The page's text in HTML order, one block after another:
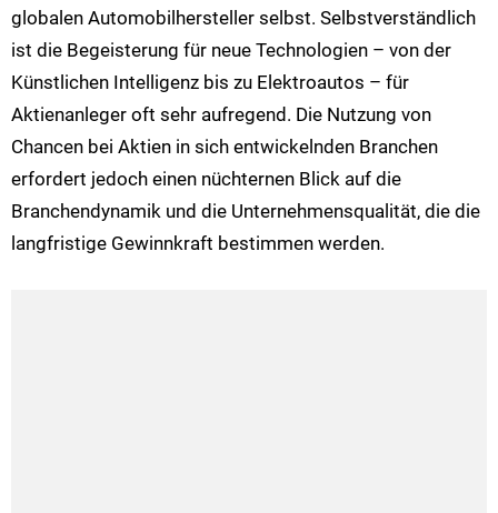
globalen Automobilhersteller selbst. Selbstverständlich
ist die Begeisterung für neue Technologien – von der
Künstlichen Intelligenz bis zu Elektroautos – für
Aktienanleger oft sehr aufregend. Die Nutzung von
Chancen bei Aktien in sich entwickelnden Branchen
erfordert jedoch einen nüchternen Blick auf die
Branchendynamik und die Unternehmensqualität, die die
langfristige Gewinnkraft bestimmen werden.